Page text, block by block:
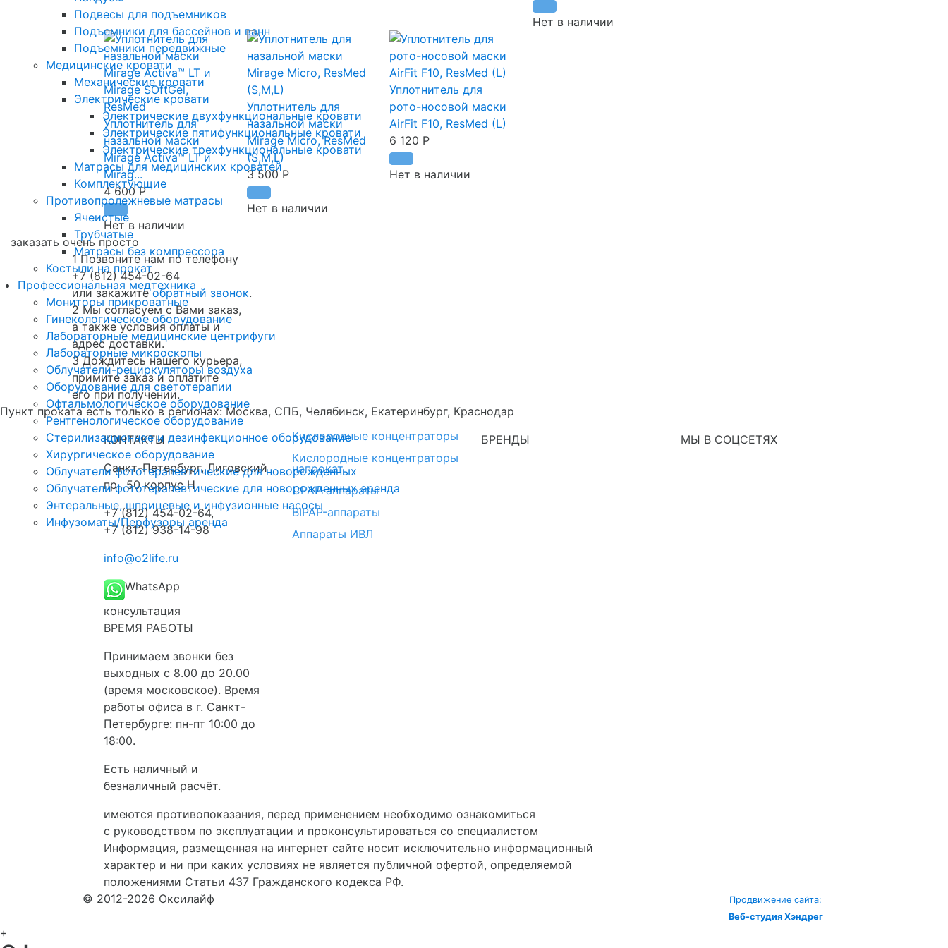
Подвесы для подъемников
Подъемники для бассейнов и ванн
Подъемники передвижные
Медицинские кровати
Механические кровати
Электрические кровати
Электрические двухфункциональные кровати
Электрические пятифункциональные кровати
Электрические трехфункциональные кровати
Матрасы для медицинских кроватей
Комплектующие
Противопролежневые матрасы
Ячеистые
Трубчатые
Матрасы без компрессора
Костыли на прокат
Профессиональная медтехника
Мониторы прикроватные
Гинекологическое оборудование
Лабораторные медицинские центрифуги
Лабораторные микроскопы
Облучатели-рециркуляторы воздуха
Оборудование для светотерапии
Офтальмологическое оборудование
Рентгенологическое оборудование
Стерилизационное и дезинфекционное оборудование
Хирургическое оборудование
Облучатели фототерапевтические для новорожденных
Облучатели фототерапевтические для новорожденных аренда
Энтеральные, шприцевые и инфузионные насосы
Инфузоматы/Перфузоры аренда
Нет в наличии
Уплотнитель для
назальной маски
Mirage Activa™ LT и
Mirag...
4 600Р
Нет в наличии
Уплотнитель для
назальной маски
Mirage Micro, ResMed
(S,M,L)
3 500Р
Нет в наличии
Уплотнитель для
рото-носовой маски
AirFit F10, ResMed (L)
6 120 Р
Нет в наличии
заказать очень просто
1 Позвоните нам по телефону
+7 (812) 454-02-64
или закажитеобратный звонок.
2 Мы согласуем с Вами заказ,
а также условия оплаты и
адрес доставки.
3 Дождитесь нашего курьера,
примите заказ и оплатите
его при получении.
Пункт проката есть только в регионах: Москва, СПБ, Челябинск, Екатеринбург, Краснодар
КОНТАКТЫ
Санкт-Петербург,Лиговский
пр., 50 корпус Н
+7 (812) 454-02-64,
+7 (812) 938-14-98
info@o2life.ru
WhatsApp
консультация
ВРЕМЯ РАБОТЫ
Принимаем звонки без
выходных с 8.00 до 20.00
(время московское). Время
работы офиса в г. Санкт-
Петербурге: пн-пт 10:00 до
18:00.
Есть наличный и
безналичный расчёт.
Кислородные концентраторы
Кислородные концентраторы
напрокат
CPAP-аппараты
BIPAP-аппараты
Аппараты ИВЛ
БРЕНДЫ
имеются противопоказания, перед применением необходимо ознакомиться
с руководством по эксплуатации и проконсультироваться со специалистом
Информация, размещенная на интернет сайте носит исключительно информационный
характер и ни при каких условиях не является публичной офертой, определяемой
положениями Статьи 437 Гражданского кодекса РФ.
МЫ В СОЦСЕТЯХ
© 2012-2026 Оксилайф
Продвижение сайта:
Веб-студия Хэндрег
+